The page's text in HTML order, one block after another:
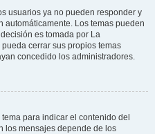
usuarios ya no pueden responder y
automáticamente. Los temas pueden
es tomada por La
cerrar sus propios temas
concedido los administradores.
para indicar el contenido del
los mensajes depende de los